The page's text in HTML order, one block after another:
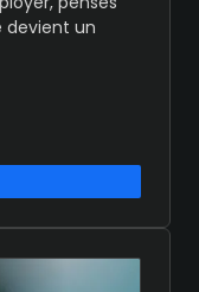
devient un